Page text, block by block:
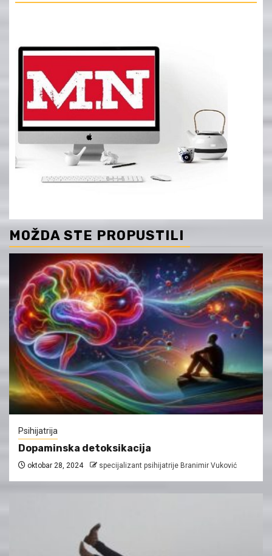
MOŽDA STE PROPUSTILI
Psihijatrija
Dopaminska detoksikacija
oktobar 28, 2024 specijalizant psihijatrije Branimir Vuković